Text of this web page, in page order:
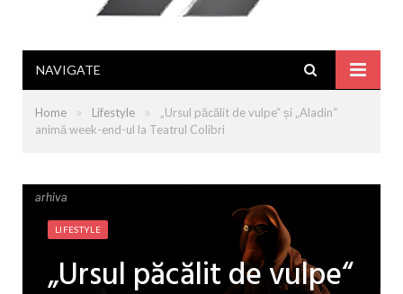
NAVIGATE
Home » Lifestyle »
„Ursul păcălit de vulpe“ și „Aladin“
animă week-end-ul la Teatrul Colibri
arhiva
LIFESTYLE
„Ursul păcălit de vulpe“
arhiva